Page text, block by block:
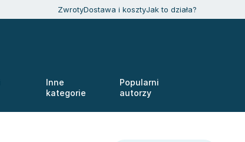
ZwrotyDostawa i kosztyJak to działa?
Inne
kategorie
Popularni
autorzy